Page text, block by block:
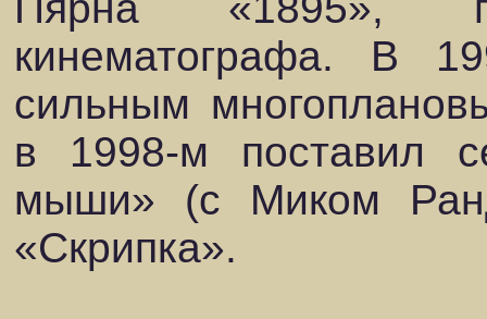
кинематографа. В
сильным
в 1998-м поставил
мыши» (с Миком
«Скрипка».